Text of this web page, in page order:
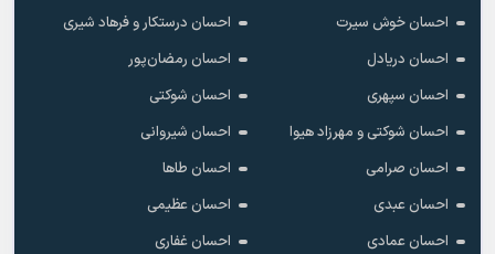
احسان خوش سیرت
احسان درستکار و فرهاد شیرى
احسان دریادل
احسان رمضان‌پور
احسان سپهری
احسان شوکتی
احسان شوکتی و مهرزاد هیوا
احسان شیروانی
احسان صرامی
احسان طاها
احسان عبدی
احسان عظیمی
احسان عمادی
احسان غفاری